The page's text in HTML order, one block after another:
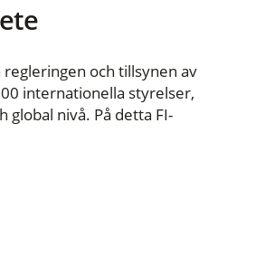
och tillsynen av
internationella styrelser,
nivå. På detta FI-